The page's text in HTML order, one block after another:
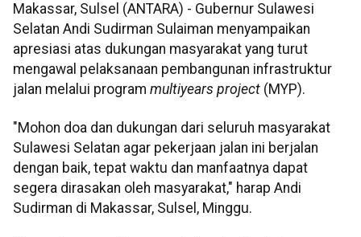
Makassar, Sulsel (ANTARA) - Gubernur Sulawesi
Selatan Andi Sudirman Sulaiman menyampaikan
apresiasi atas dukungan masyarakat yang turut
mengawal pelaksanaan pembangunan infrastruktur
jalan melalui program multiyears project (MYP).
"Mohon doa dan dukungan dari seluruh masyarakat
Sulawesi Selatan agar pekerjaan jalan ini berjalan
dengan baik, tepat waktu dan manfaatnya dapat
segera dirasakan oleh masyarakat," harap Andi
Sudirman di Makassar, Sulsel, Minggu.